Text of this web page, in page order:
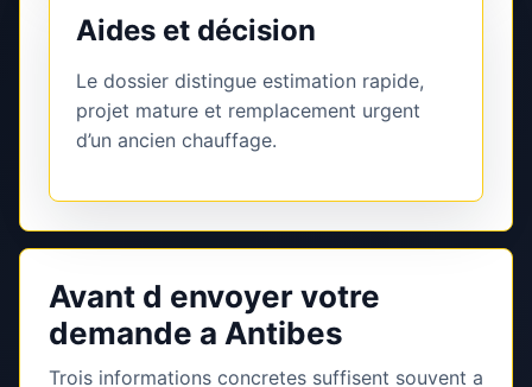
Aides et décision
Le dossier distingue estimation rapide,
projet mature et remplacement urgent
d’un ancien chauffage.
Avant d envoyer votre
demande a Antibes
Trois informations concretes suffisent souvent a